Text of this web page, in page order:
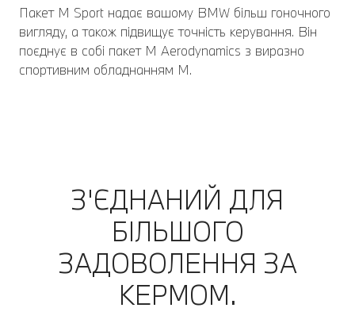
Пакет M Sport надає вашому BMW більш гоночного
вигляду, а також підвищує точність керування. Він
поєднує в собі пакет M Aerodynamics з виразно
спортивним обладнанням M.
З'ЄДНАНИЙ ДЛЯ
БІЛЬШОГО
ЗАДОВОЛЕННЯ ЗА
КЕРМОМ.